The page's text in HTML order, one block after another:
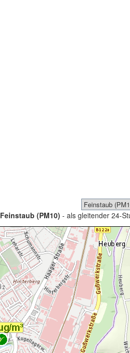
Feinstaub (PM10) - als gleitender 24-